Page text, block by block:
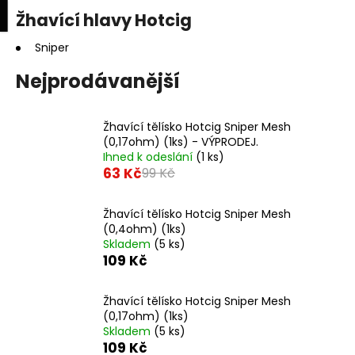
Přejít
na
obsah
Žhavící hlavy Hotcig
Sniper
Nejprodávanější
Žhavící tělísko Hotcig Sniper Mesh
(0,17ohm) (1ks) - VÝPRODEJ.
Ihned k odeslání (1 ks)
63 Kč99 Kč
Žhavící tělísko Hotcig Sniper Mesh
(0,4ohm) (1ks)
Skladem (5 ks)
109 Kč
Žhavící tělísko Hotcig Sniper Mesh
(0,17ohm) (1ks)
Skladem (5 ks)
109 Kč
o Zpět
Zpět
C